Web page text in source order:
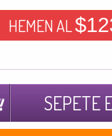
HEMEN AL
SEPETE